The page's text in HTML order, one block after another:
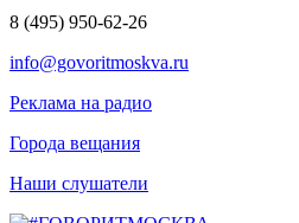
8 (495) 950-62-26
info@govoritmoskva.ru
Реклама на радио
Города вещания
Наши слушатели